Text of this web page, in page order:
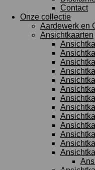
Contact
Onze collectie
Aardewerk en
Ansichtkaarten